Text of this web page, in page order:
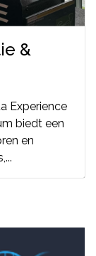
&
Experience
biedt een
en